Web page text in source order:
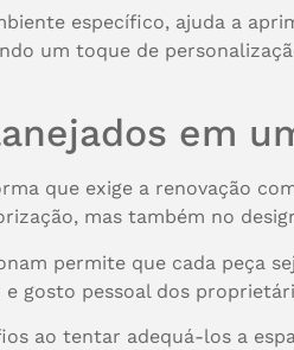
específico, ajuda a
um toque de
em
que exige a renovação
mas também no
permite que cada peça
gosto pessoal dos
ao tentar adequá-los a